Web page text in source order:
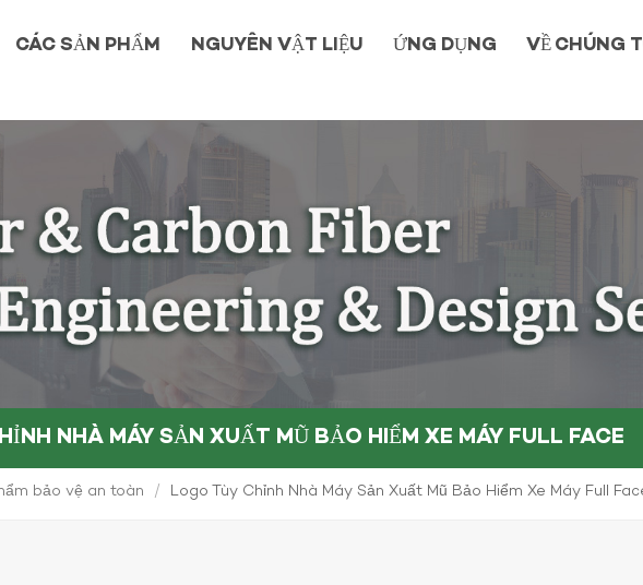
CÁC SẢN PHẨM NGUYÊN VẬT LIỆU ỨNG DỤNG VỀ CHÚNG
NHÀ MÁY SẢN XUẤT MŨ BẢO HIỂM XE MÁY FULL FACE
bảo vệ an toàn / Logo Tùy Chỉnh Nhà Máy Sản Xuất Mũ Bảo Hiểm Xe Máy Full